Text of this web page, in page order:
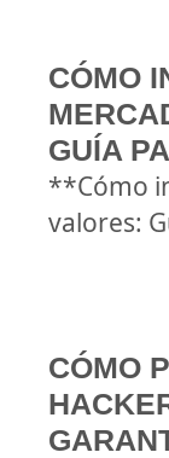
CÓMO
GUÍA
**Cómo
valores:
CÓMO